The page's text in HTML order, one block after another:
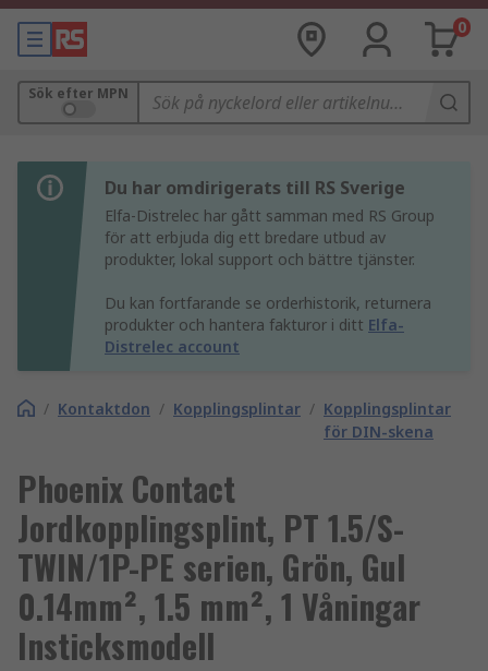
0
Sök efter MPN
Du har omdirigerats till RS Sverige
Elfa-Distrelec har gått samman med RS Group
för att erbjuda dig ett bredare utbud av
produkter, lokal support och bättre tjänster.
Du kan fortfarande se orderhistorik, returnera
produkter och hantera fakturor i ditt Elfa-
Distrelec account
/ Kontaktdon / Kopplingsplintar / Kopplingsplintar
för DIN-skena
Phoenix Contact
Jordkopplingsplint, PT 1.5/S-
TWIN/1P-PE serien, Grön, Gul
0.14mm², 1.5 mm², 1 Våningar
Insticksmodell